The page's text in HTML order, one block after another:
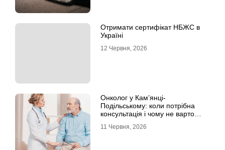
Отримати сертифікат НБЖС в
Україні
12 Червня, 2026
Онколог у Кам’янці-
Подільському: коли потрібна
консультація і чому не варто
11 Червня, 2026